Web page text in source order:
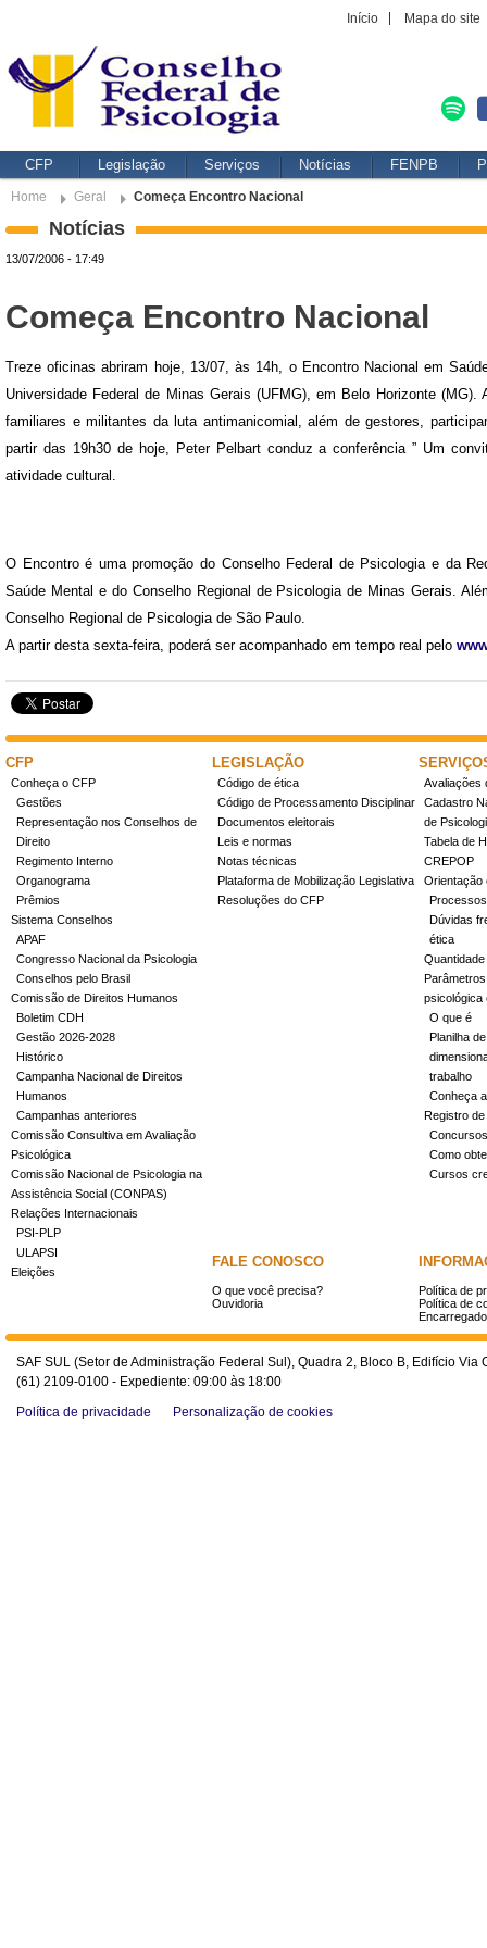
Início Mapa do site
CFP Legislação Serviços Notícias FENPB
Home Geral Começa Encontro Nacional
Notícias
13/07/2006 - 17:49
Começa Encontro Nacional
Treze oficinas abriram hoje, 13/07, às 14h, o Encontro Nacional em
Universidade Federal de Minas Gerais (UFMG), em Belo Horizonte
familiares e militantes da luta antimanicomial, além de gestores,
partir das 19h30 de hoje, Peter Pelbart conduz a conferência ” Um
atividade cultural.
O Encontro é uma promoção do Conselho Federal de Psicologia e da
Saúde Mental e do Conselho Regional de Psicologia de Minas Gerais.
Conselho Regional de Psicologia de São Paulo.
A partir desta sexta-feira, poderá ser acompanhado em tempo real pelo
CFP
Conheça o CFP
Gestões
Representação nos Conselhos de
Direito
Regimento Interno
Organograma
Prêmios
Sistema Conselhos
APAF
Congresso Nacional da Psicologia
Conselhos pelo Brasil
Comissão de Direitos Humanos
Boletim CDH
Gestão 2026-2028
Histórico
Campanha Nacional de Direitos
Humanos
Campanhas anteriores
Comissão Consultiva em Avaliação
Psicológica
Comissão Nacional de Psicologia na
Assistência Social (CONPAS)
Relações Internacionais
PSI-PLP
ULAPSI
Eleições
LEGISLAÇÃO
Código de ética
Código de Processamento Disciplinar
Documentos eleitorais
Leis e normas
Notas técnicas
Plataforma de Mobilização Legislativa
Resoluções do CFP
Avaliações
Cadastro
de
Tabela de
CREPOP
Orientação
Dúvidas
ética
psicológica
O que é
Planilha
trabalho
Conheça
Registro
Concursos
Como
Cursos
FALE CONOSCO
O que você precisa?
Ouvidoria
Política de
Política de
SAF SUL (Setor de Administração Federal Sul), Quadra 2, Bloco B, Edifício
(61) 2109-0100 - Expediente: 09:00 às 18:00
Política de privacidade
Personalização de cookies